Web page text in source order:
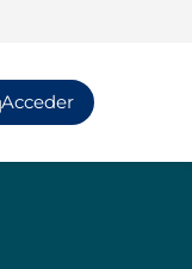
Acceder